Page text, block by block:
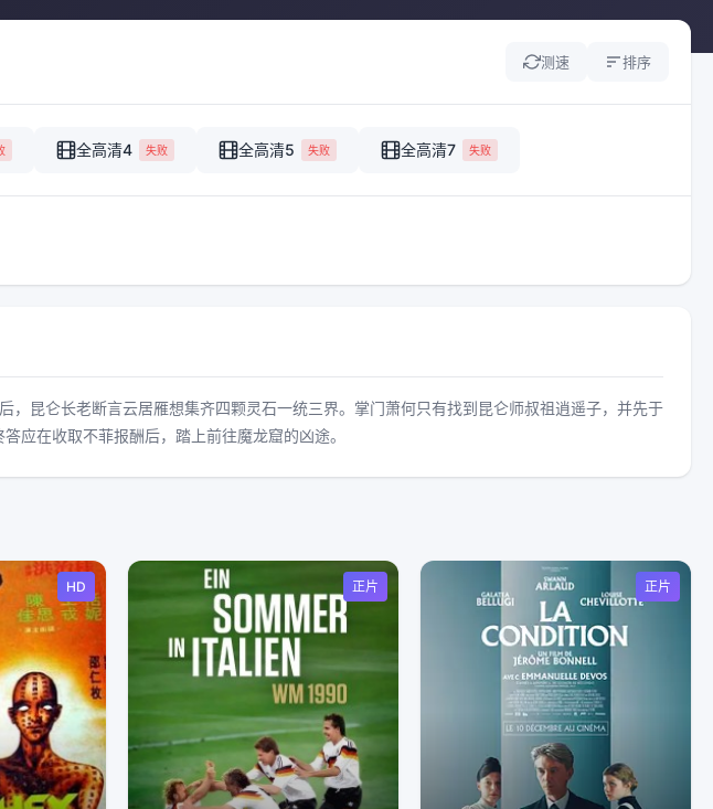
测速 排序
全高清4 失败 全高清5 失败 全高清7 失败
昆仑长老断言云居雁想集齐四颗灵石一统三界。掌门萧何只有找到昆仑师叔祖逍遥子，并先于
应在收取不菲报酬后，踏上前往魔龙窟的凶途。
HD 正片 正片